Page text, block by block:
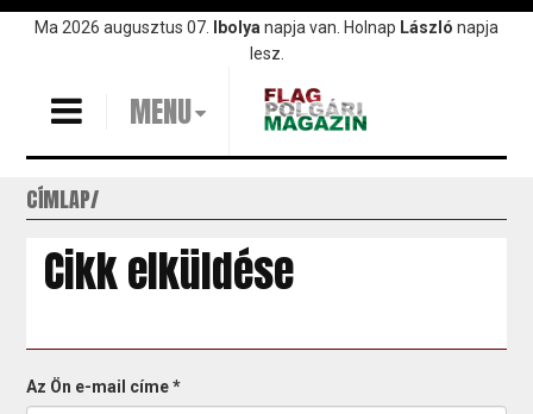
UgrásMa 2026 augusztus 07. Ibolya napja van. Holnap László napja
lesz.
MENU
CÍMLAP
Cikk elküldése
Az Ön e-mail címe*